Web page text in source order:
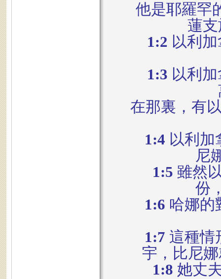
他是耶羅罕
蓮
1:2 以利
1:3 以利
在那裏，有
1:4 以利加
尼
1:5 雖然
份
1:6 哈娜的
1:7 這種情
宇，比尼
1:8 她丈